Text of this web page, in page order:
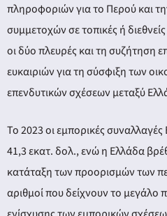
πληροφοριών για το Περού και
συμμετοχών σε τοπικές ή
οι δύο πλευρές και τη συζήτηση
ευκαιριών για τη σύσφιξη των
επενδυτικών σχέσεων μεταξύ
Το 2023 οι εμπορικές
41,3 εκατ. δολ., ενώ η Ελλάδα
κατάταξη των προορισμών των
αριθμοί που δείχνουν το μεγάλο